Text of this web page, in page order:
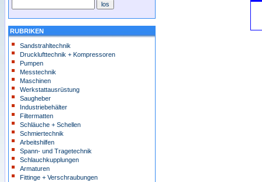
RUBRIKEN
Sandstrahltechnik
Drucklufttechnik + Kompressoren
Pumpen
Messtechnik
Maschinen
Werkstattausrüstung
Saugheber
Industriebehälter
Filtermatten
Schläuche + Schellen
Schmiertechnik
Arbeitshilfen
Spann- und Tragetechnik
Schlauchkupplungen
Armaturen
Fittinge + Verschraubungen